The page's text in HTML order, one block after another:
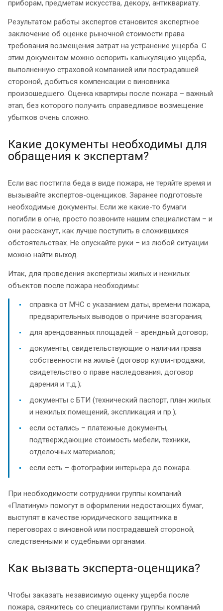
приборам, предметам искусства, декору, антиквариату.
Результатом работы экспертов становится экспертное
заключение об оценке рыночной стоимости права
требования возмещения затрат на устранение ущерба. С
этим документом можно оспорить калькуляцию ущерба,
выполненную страховой компанией или пострадавшей
стороной, добиться компенсации с виновника
произошедшего. Оценка квартиры после пожара – важный
этап, без которого получить справедливое возмещение
убытков очень сложно.
Какие документы необходимы для
обращения к экспертам?
Если вас постигла беда в виде пожара, не теряйте время и
вызывайте экспертов-оценщиков. Заранее подготовьте
необходимые документы. Если же какие-то бумаги
погибли в огне, просто позвоните нашим специалистам – и
они расскажут, как лучше поступить в сложившихся
обстоятельствах. Не опускайте руки – из любой ситуации
можно найти выход.
Итак, для проведения экспертизы жилых и нежилых
объектов после пожара необходимы:
справка от МЧС с указанием даты, времени пожара,
предварительных выводов о причине возгорания;
для арендованных площадей – арендный договор;
документы, свидетельствующие о наличии права
собственности на жильё (договор купли-продажи,
свидетельство о праве наследования, договор
дарения и т.д.);
документы с БТИ (технический паспорт, план жилых
и нежилых помещений, экспликация и пр.);
если остались – платежные документы,
подтверждающие стоимость мебели, техники,
отделочных материалов;
если есть – фотографии интерьера до пожара.
При необходимости сотрудники группы компаний
«Платинум» помогут в оформлении недостающих бумаг,
выступят в качестве юридического защитника в
переговорах с виновной или пострадавшей стороной,
следственными и судебными органами.
Как вызвать эксперта-оценщика?
Чтобы заказать независимую оценку ущерба после
пожара, свяжитесь со специалистами группы компаний